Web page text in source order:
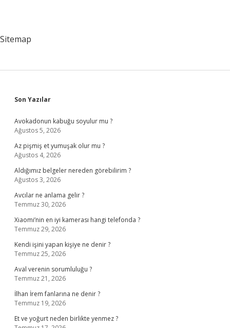
Sitemap
Sidebar
Son Yazılar
Avokadonun kabuğu soyulur mu ?
Ağustos 5, 2026
Az pişmiş et yumuşak olur mu ?
Ağustos 4, 2026
Aldığımız belgeler nereden görebilirim ?
Ağustos 3, 2026
Avcılar ne anlama gelir ?
Temmuz 30, 2026
Xiaomi’nin en iyi kamerası hangi telefonda ?
Temmuz 29, 2026
Kendi işini yapan kişiye ne denir ?
Temmuz 25, 2026
Aval verenin sorumluluğu ?
Temmuz 21, 2026
İlhan İrem fanlarına ne denir ?
Temmuz 19, 2026
Et ve yoğurt neden birlikte yenmez ?